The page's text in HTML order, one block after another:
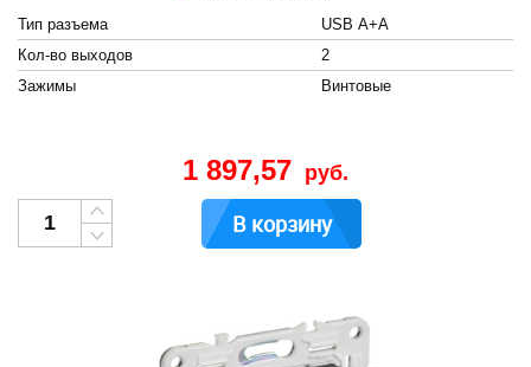
Тип разъема
USB А+А
Кол-во выходов
2
Зажимы
Винтовые
1 897,57 руб.
В корзину